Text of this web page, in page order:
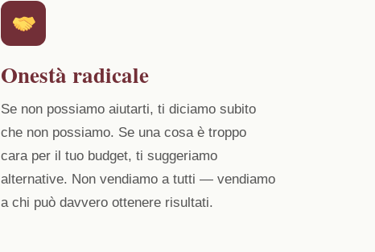
Onestà radicale
Se non possiamo aiutarti, ti diciamo subito
che non possiamo. Se una cosa è troppo
cara per il tuo budget, ti suggeriamo
alternative. Non vendiamo a tutti — vendiamo
a chi può davvero ottenere risultati.